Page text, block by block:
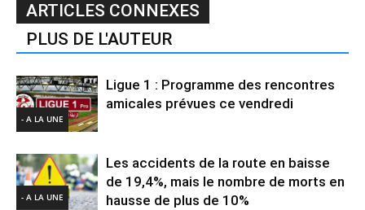
ARTICLES CONNEXES
PLUS DE L'AUTEUR
- A LA UNE
Ligue 1 : Programme des rencontres
amicales prévues ce vendredi
- A LA UNE
Les accidents de la route en baisse
de 19,4%, mais le nombre de morts en
hausse de plus de 10%